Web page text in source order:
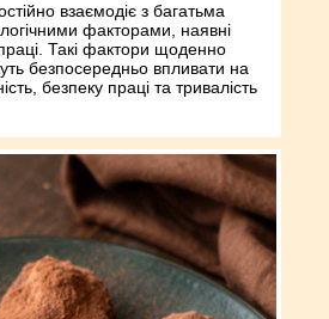
взаємодіє з багатьма
факторами, наявні
Такі фактори щоденно
безпосередньо впливати на
безпеку праці та тривалість